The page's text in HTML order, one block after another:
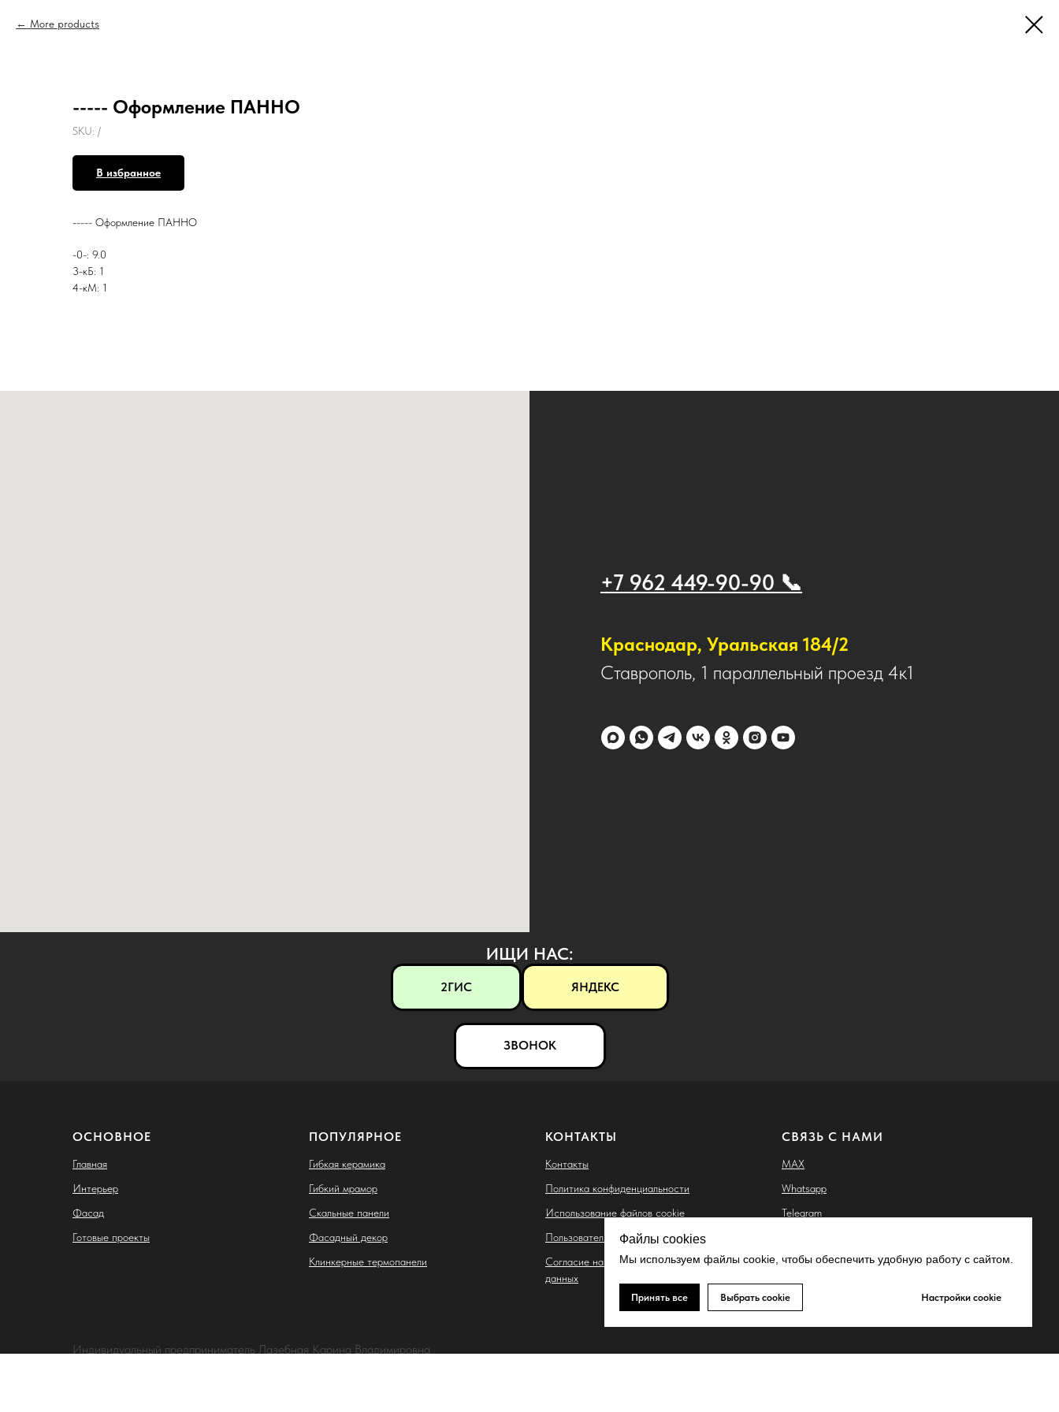
More products
----- Оформление ПАННО
SKU: /
В избранное
----- Оформление ПАННО
-0-: 9.0
3-кБ: 1
4-кМ: 1
+7 962 449-90-90 📞
Краснодар, Уральская 184/2
Ставрополь, 1 параллельный проезд 4к1
Файлы cookies
Мы используем файлы cookie, чтобы обеспечить удобную работу с сайтом.
Принять все Выбрать cookie Настройки cookie
ИЩИ НАС:
2ГИС ЯНДЕКС
ЗВОНОК
ОСНОВНОЕ
Главная
Интерьер
Фасад
Готовые проекты
ПОПУЛЯРНОЕ
Гибкая керамика
Гибкий мрамор
Скальные панели
Фасадный декор
Клинкерные термопанели
КОНТАКТЫ
Контакты
Политика конфиденциальности
Использование файлов cookie
Пользовательское соглашение
Согласие на обработку персональных
данных
СВЯЗЬ С НАМИ
MAX
Whatsapp
Telegram
Youtube
Индивидуальный предприниматель Лазебная Карина Владимировна